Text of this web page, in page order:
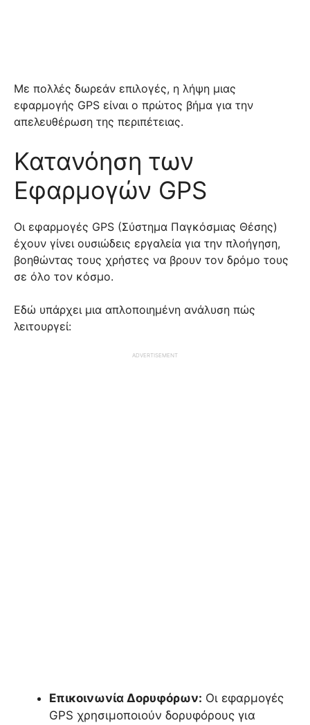
Με πολλές δωρεάν επιλογές, η λήψη μιας
εφαρμογής GPS είναι ο πρώτος βήμα για την
απελευθέρωση της περιπέτειας.
Κατανόηση των
Εφαρμογών GPS
Οι εφαρμογές GPS (Σύστημα Παγκόσμιας Θέσης)
έχουν γίνει ουσιώδεις εργαλεία για την πλοήγηση,
βοηθώντας τους χρήστες να βρουν τον δρόμο τους
σε όλο τον κόσμο.
Εδώ υπάρχει μια απλοποιημένη ανάλυση πώς
λειτουργεί:
ADVERTISEMENT
Επικοινωνία Δορυφόρων: Οι εφαρμογές
GPS χρησιμοποιούν δορυφόρους για